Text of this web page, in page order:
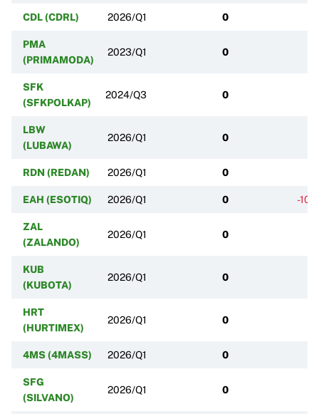
CDL (CDRL) 2026/Q1 0
PMA
(PRIMAMODA)
2023/Q1 0
SFK
(SFKPOLKAP)
2024/Q3 0
LBW
(LUBAWA)
2026/Q1 0
RDN (REDAN) 2026/Q1 0
EAH (ESOTIQ) 2026/Q1 0 -
ZAL
(ZALANDO)
2026/Q1 0
KUB
(KUBOTA)
2026/Q1 0
HRT
(HURTIMEX)
2026/Q1 0
4MS (4MASS) 2026/Q1 0
SFG
(SILVANO)
2026/Q1 0